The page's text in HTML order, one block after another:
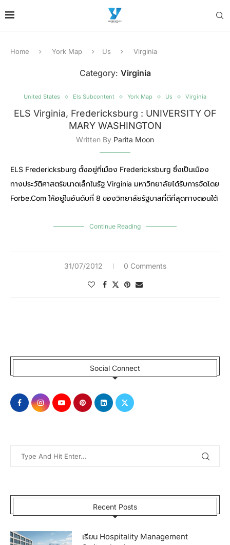
Home York Map Us Virginia
Category: Virginia
United States Els Subcontent York Map Us Virginia
ELS Virginia, Fredericksburg : UNIVERSITY OF
MARY WASHINGTON
Written By Parita Moon
ELS Fredericksburg ตั้งอยู่ที่เมือง Fredericksburg ซึ่งเป็นเมือง
ทางประวัติศาสตร์ขนาดเล็กในรัฐ Virginia มหาวิทยาลัยได้รับการจัดโดย
Forbe.com ให้อยู่ในอันดับที่ 8 ของวิทยาลัยรัฐบาลที่ดีที่สุดทางตอนใต้
Continue Reading
31/07/2012 0 Comments
Social Connect
Recent Posts
เรียน Hospitality Management